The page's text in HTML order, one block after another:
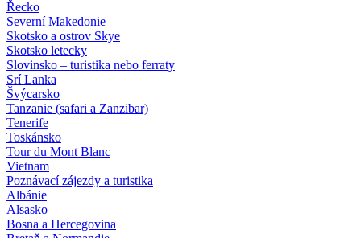
Řecko
Severní Makedonie
Skotsko a ostrov Skye
Skotsko letecky
Slovinsko – turistika nebo ferraty
Srí Lanka
Švýcarsko
Tanzanie (safari a Zanzibar)
Tenerife
Toskánsko
Tour du Mont Blanc
Vietnam
Poznávací zájezdy a turistika
Albánie
Alsasko
Bosna a Hercegovina